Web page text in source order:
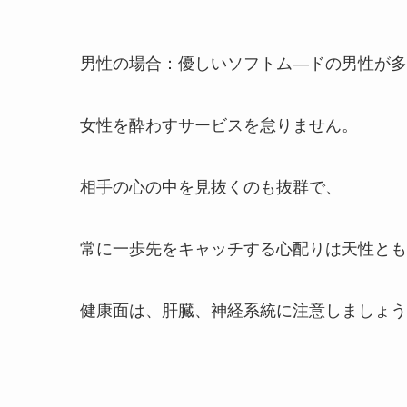
男性の場合：優しいソフトム―ドの男性が多
女性を酔わすサービスを怠りません。
相手の心の中を見抜くのも抜群で、
常に一歩先をキャッチする心配りは天性とも
健康面は、肝臓、神経系統に注意しましょう